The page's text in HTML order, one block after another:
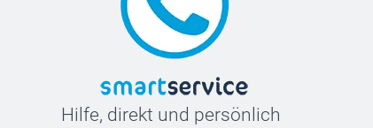
Hilfe, direkt und persönlich